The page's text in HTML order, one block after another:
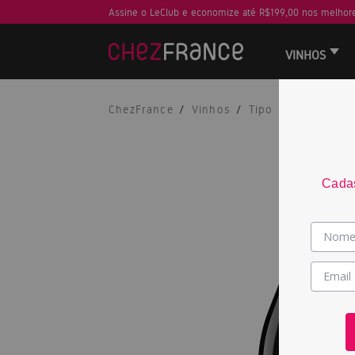
Assine o LeClub e economize até R$199,00 nos
VINHOS
ChezFrance Vinhos Tipo